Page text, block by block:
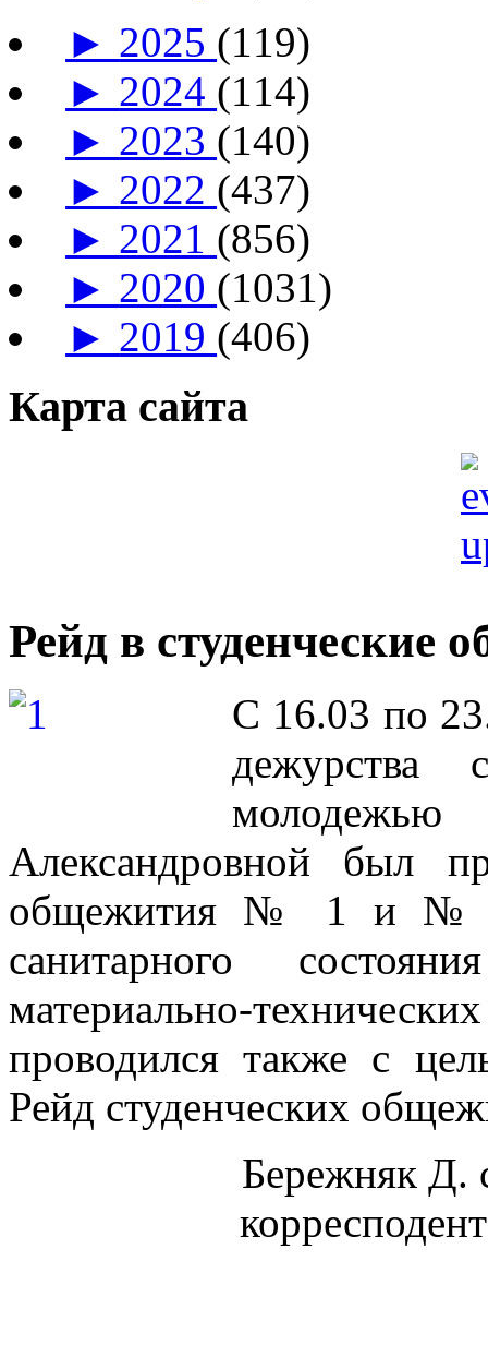
► 2025 (119)
► 2024 (114)
► 2023 (140)
► 2022 (437)
► 2021 (856)
► 2020 (1031)
► 2019 (406)
Карта сайта
Рейд в студенческие
С 16.03 по
дежурства
Александровной был
общежития № 1 и № 2.
санитарного
материально-
проводился также с
Рейд студенческих
Бережняк Д.